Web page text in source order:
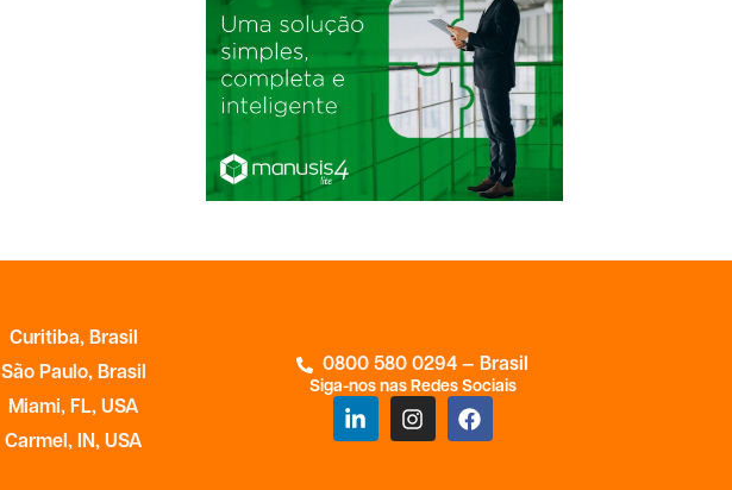
Curitiba, Brasil
São Paulo, Brasil
Miami, FL, USA
Carmel, IN, USA
0800 580 0294 — Brasil
Siga-nos nas Redes Sociais